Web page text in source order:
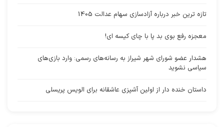
تازه ترین خبر درباره آزادسازی سهام عدالت 1405
معجزه رفع بوی بد پا با چای کیسه ای!
هشدار عضو شورای شهر شیراز به رسانه‌های رسمی: وارد بازی‌های
سیاسی نشوید
داستان خنده دار از اولین آشپزی عاشقانه برای الویس پریسلی